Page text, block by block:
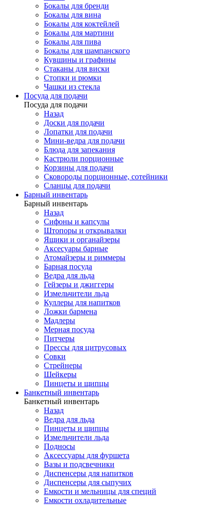
Бокалы для бренди
Бокалы для вина
Бокалы для коктейлей
Бокалы для мартини
Бокалы для пива
Бокалы для шампанского
Кувшины и графины
Стаканы для виски
Стопки и рюмки
Чашки из стекла
Посуда для подачи
Посуда для подачи
Назад
Доски для подачи
Лопатки для подачи
Мини-ведра для подачи
Блюда для запекания
Кастрюли порционные
Корзины для подачи
Сковороды порционные, сотейники
Сланцы для подачи
Барный инвентарь
Барный инвентарь
Назад
Сифоны и капсулы
Штопоры и открывалки
Ящики и органайзеры
Аксесуары барные
Атомайзеры и риммеры
Барная посуда
Ведра для льда
Гейзеры и джиггеры
Измельчители льда
Куллеры для напитков
Ложки бармена
Мадлеры
Мерная посуда
Питчеры
Прессы для цитрусовых
Совки
Стрейнеры
Шейкеры
Пинцеты и щипцы
Банкетный инвентарь
Банкетный инвентарь
Назад
Ведра для льда
Пинцеты и щипцы
Измельчители льда
Подносы
Аксессуары для фуршета
Вазы и подсвечники
Диспенсеры для напитков
Диспенсеры для сыпучих
Емкости и мельницы для специй
Емкости охладительные